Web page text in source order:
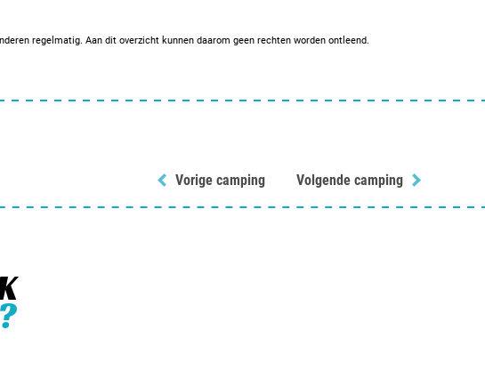
regelmatig. Aan dit overzicht kunnen daarom geen rechten worden ontleend.
Vorige camping Volgende camping